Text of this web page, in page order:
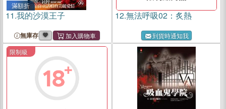
滿額折
11.我的沙漠王子
無庫存
12.無法呼吸02：炙熱
到貨時通知我
限制級